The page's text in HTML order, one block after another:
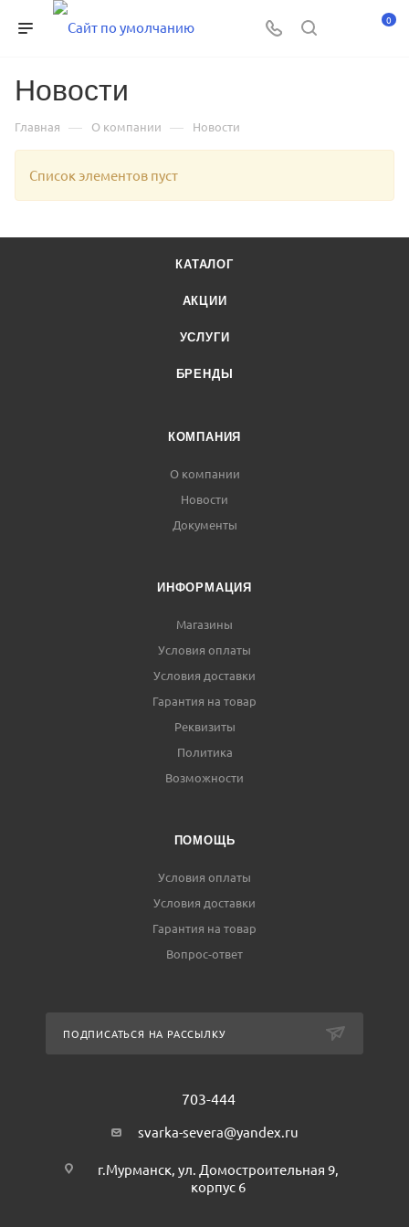
0
Новости
Главная — О компании — Новости
Список элементов пуст
КАТАЛОГ
АКЦИИ
УСЛУГИ
БРЕНДЫ
КОМПАНИЯ
О компании
Новости
Документы
ИНФОРМАЦИЯ
Магазины
Условия оплаты
Условия доставки
Гарантия на товар
Реквизиты
Политика
Возможности
ПОМОЩЬ
Условия оплаты
Условия доставки
Гарантия на товар
Вопрос-ответ
ПОДПИСАТЬСЯ НА РАССЫЛКУ
703-444
svarka-severa@yandex.ru
г.Мурманск, ул. Домостроительная 9,
корпус 6